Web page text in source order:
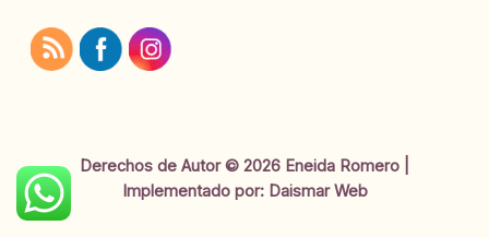
Derechos de Autor © 2026 Eneida Romero |
Implementado por: Daismar Web